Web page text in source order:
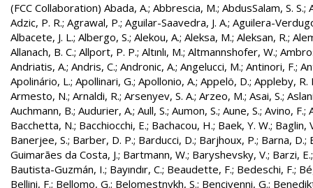
(FCC Collaboration) Abada, A.; Abbrescia, M.; AbdusSalam, S. S.;
Adzic, P. R.; Agrawal, P.; Aguilar-Saavedra, J. A.; Aguilera-
Albacete, J. L.; Albergo, S.; Alekou, A.; Aleksa, M.; Aleksan, R.;
Allanach, B. C.; Allport, P. P.; Altınlı, M.; Altmannshofer, W.;
Andriatis, A.; Andris, C.; Andronic, A.; Angelucci, M.; Antinori, F.;
Apolinário, L.; Apollinari, G.; Apollonio, A.; Appelö, D.; Appleby, R.
Armesto, N.; Arnaldi, R.; Arsenyev, S. A.; Arzeo, M.; Asai, S.;
Auchmann, B.; Audurier, A.; Aull, S.; Aumon, S.; Aune, S.; Avino, F.;
Bacchetta, N.; Bacchiocchi, E.; Bachacou, H.; Baek, Y. W.; Baglin,
Banerjee, S.; Barber, D. P.; Barducci, D.; Barjhoux, P.; Barna, D.;
Guimarães da Costa, J.; Bartmann, W.; Baryshevsky, V.; Barzi, E.
Bautista-Guzmán, I.; Bayındır, C.; Beaudette, F.; Bedeschi, F.;
Bellini, F.; Bellomo, G.; Belomestnykh, S.; Bencivenni, G.;